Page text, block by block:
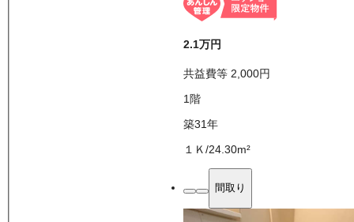
2.1万円
共益費等 2,000円
1 階
築31年
１Ｋ /24.30m²
間取り